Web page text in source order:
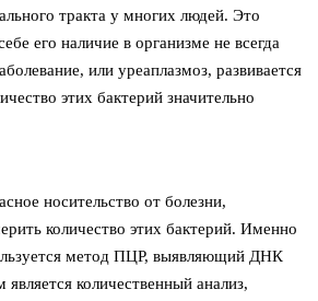
тракта у многих людей. Это
его наличие в организме не всегда
или уреаплазмоз, развивается
этих бактерий значительно
носительство от болезни,
количество этих бактерий. Именно
метод ПЦР, выявляющий ДНК
количественный анализ,